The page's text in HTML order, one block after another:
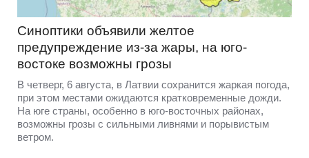
Синоптики объявили желтое
предупреждение из-за жары, на юго-
востоке возможны грозы
В четверг, 6 августа, в Латвии сохранится жаркая погода,
при этом местами ожидаются кратковременные дожди.
На юге страны, особенно в юго-восточных районах,
возможны грозы с сильными ливнями и порывистым
ветром.